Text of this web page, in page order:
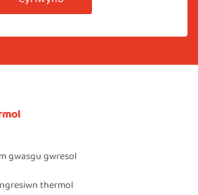
gwasgu gwresol
thermol